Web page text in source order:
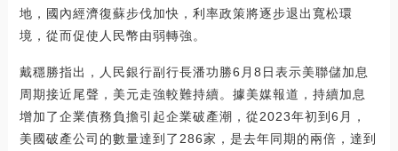
地，國內經濟復蘇步伐加快，利率政策將逐步退出寬松環
境，從而促使人民幣由弱轉強。
戴穩勝指出，人民銀行副行長潘功勝6月8日表示美聯儲加息
周期接近尾聲，美元走強較難持續。據美媒報道，持續加息
增加了企業債務負擔引起企業破產潮，從2023年初到6月，
美國破產公司的數量達到了286家，是去年同期的兩倍，達到